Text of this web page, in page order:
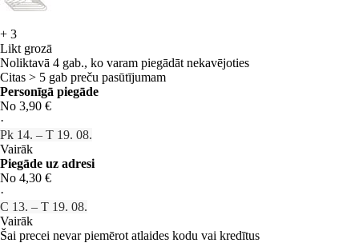
+ 3
Likt grozā
Noliktavā 4 gab., ko varam piegādāt nekavējoties
Citas > 5 gab preču pasūtījumam
Personīgā piegāde
No 3,90 €
·
Pk 14. – T 19. 08.
Vairāk
Piegāde uz adresi
No 4,30 €
·
C 13. – T 19. 08.
Vairāk
Šai precei nevar piemērot atlaides kodu vai kredītus